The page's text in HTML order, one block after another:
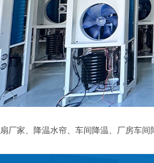
厂家、降温水帘、车间降温、厂房车间